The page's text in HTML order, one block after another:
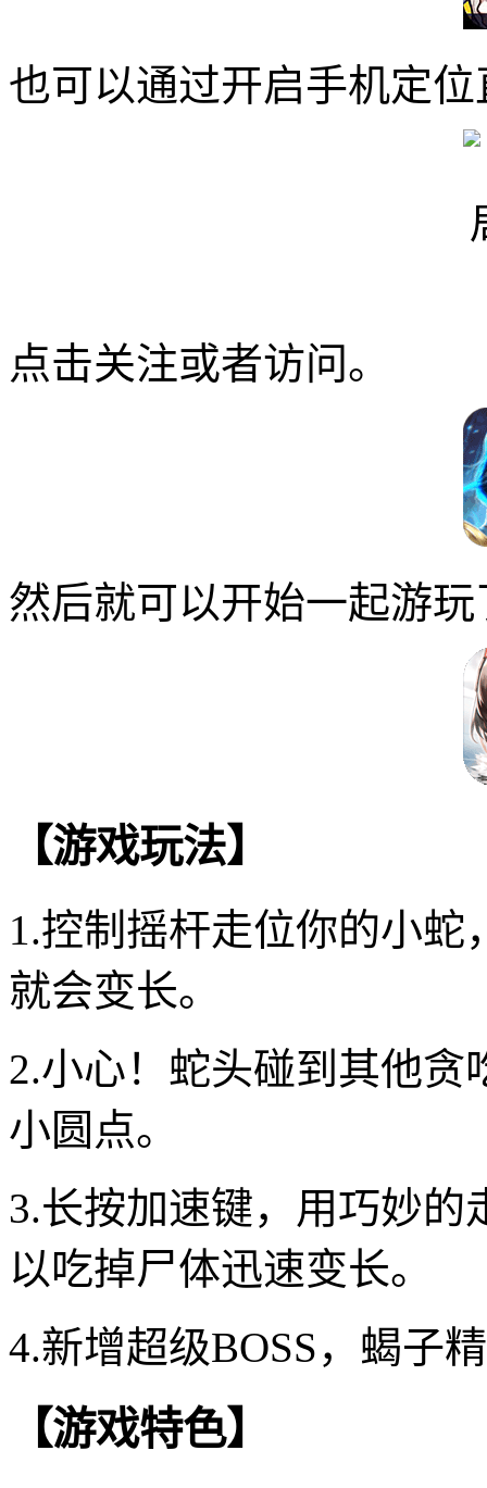
也可以通过开启手机定
点击关注或者访问。
然后就可以开始一起游玩
【游戏玩法】
1.控制摇杆走位你的小
就会变长。
2.小心！蛇头碰到其他
小圆点。
3.长按加速键，用巧妙
以吃掉尸体迅速变长。
4.新增超级BOSS，蝎子
【游戏特色】